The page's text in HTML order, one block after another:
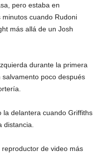
pero estaba en
cuando Rudoni
más allá de un Josh
durante la primera
poco después
la delantera cuando Griffiths
distancia.
de video más